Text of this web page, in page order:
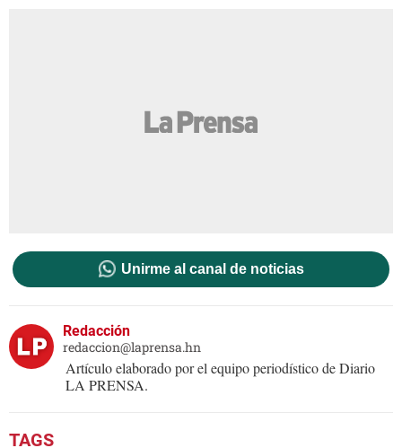
Unirme al canal de noticias
Redacción
redaccion@laprensa.hn
Artículo elaborado por el equipo periodístico de Diario
LA PRENSA.